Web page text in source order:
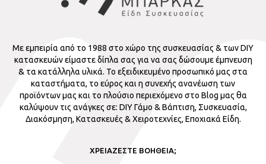
Με εμπειρία από το 1988 στο χώρο της συσκευασίας & των DIY
κατασκευών είμαστε δίπλα σας για να σας δώσουμε έμπνευση
& τα κατάλληλα υλικά. Το εξειδικευμένο προσωπικό μας στα
καταστήματα, το εύρος και η συνεχής ανανέωση των
προϊόντων μας και το πλούσιο περιεχόμενο στο Blog μας θα
καλύψουν τις ανάγκες σε: DIY Γάμο & Βάπτιση, Συσκευασία,
Διακόσμηση, Κατασκευές & Χειροτεχνίες, Εποχιακά Είδη.
ΧΡΕΙΑΖΕΣΤΕ ΒΟΗΘΕΙΑ;